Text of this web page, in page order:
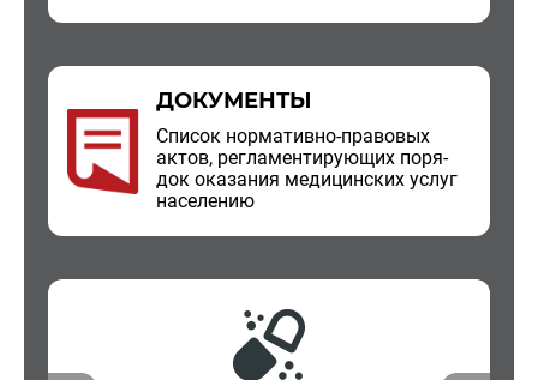
ДОКУМЕНТЫ
Спи­сок нор­ма­тив­но-пра­во­вых
актов, ре­гла­мен­ти­ру­ю­щих по­ря­
док ока­за­ния ме­ди­цин­ских услуг
на­се­ле­нию